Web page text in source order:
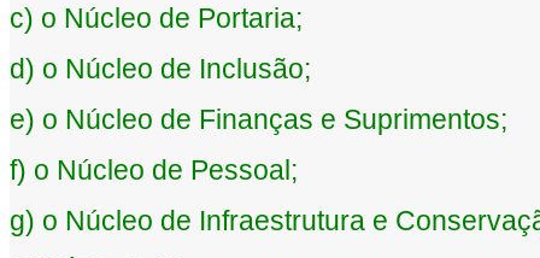
c) o Núcleo de Portaria;
d) o Núcleo de Inclusão;
e) o Núcleo de Finanças e Suprimentos;
f) o Núcleo de Pessoal;
g) o Núcleo de Infraestrutura e